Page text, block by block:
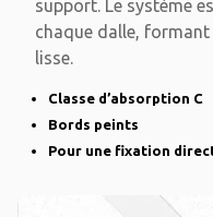
support. Le système
chaque dalle,
lisse.
Classe d’absorption C
Bords peints
Pour une fixation